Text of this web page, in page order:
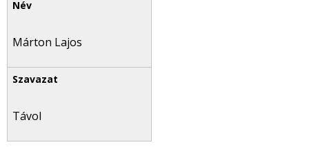
Márton Lajos
Távol